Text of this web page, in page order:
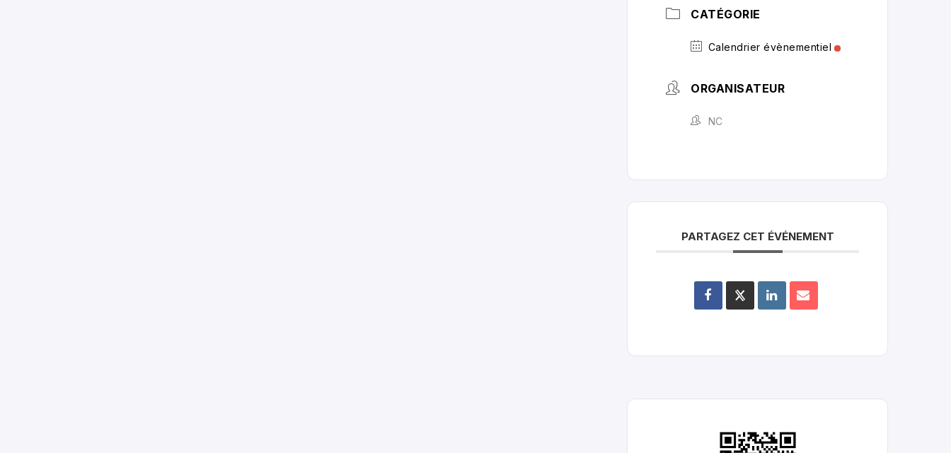
CATÉGORIE
Calendrier évènementiel
ORGANISATEUR
NC
PARTAGEZ CET ÉVÉNEMENT